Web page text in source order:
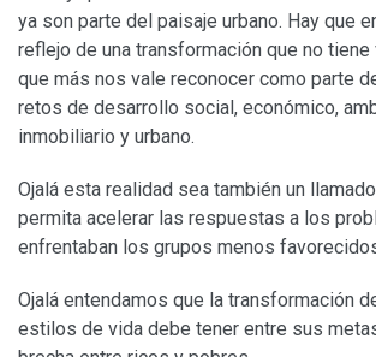
ya son parte del paisaje urbano. Hay que
reflejo de una transformación que no tiene
que más nos vale reconocer como parte
retos de desarrollo social, económico,
inmobiliario y urbano.
Ojalá esta realidad sea también un
permita acelerar las respuestas a los
enfrentaban los grupos menos
Ojalá entendamos que la transformación
estilos de vida debe tener entre sus